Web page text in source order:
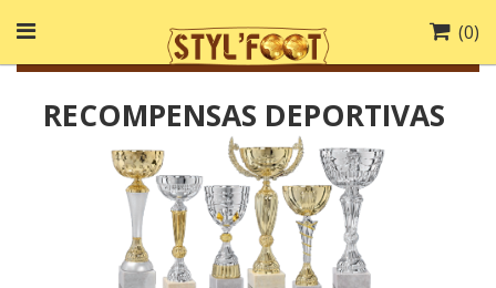
(0)
RECOMPENSAS DEPORTIVAS